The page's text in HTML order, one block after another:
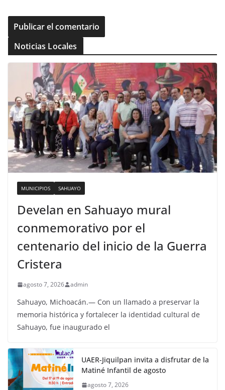
Noticias Locales
MUNICIPIOS SAHUAYO
Develan en Sahuayo mural
conmemorativo por el
centenario del inicio de la Guerra
Cristera
agosto 7, 2026 admin
Sahuayo, Michoacán.— Con un llamado a preservar la
memoria histórica y fortalecer la identidad cultural de
Sahuayo, fue inaugurado el
UAER-Jiquilpan invita a disfrutar de la
Matiné Infantil de agosto
agosto 7, 2026